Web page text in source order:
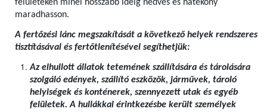
felületeken minél hosszabb ideig nedves és hatékony
maradhasson.
A fertőzési lánc megszakítását a következő helyek rendszeres
tisztításával és fertőtlenítésével segíthetjük:
Az elhullott állatok tetemének szállítására és tárolására
szolgáló edények, szállító eszközök, járművek, tároló
helyiségek és konténerek, szennyezett utak és egyéb
felületek. A hullákkal érintkezésbe került személyek